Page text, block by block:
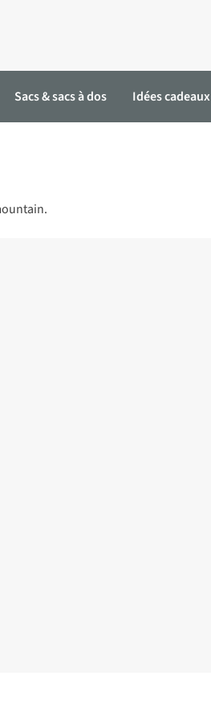
Sacs & sacs à dos Idées cadeaux